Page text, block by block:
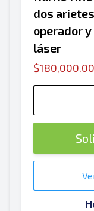
dos
operador
láser
$180,000.00